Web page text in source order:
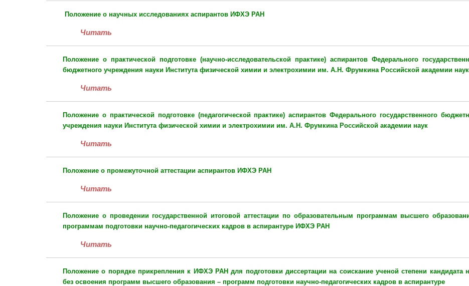
Положение о научных исследованиях аспирантов ИФХЭ РАН
Читать
Положение о практической подготовке (научно-исследовательской практике) аспирантов Федерального
бюджетного учреждения науки Института физической химии и электрохимии им. А.Н. Фрумкина Российской академии наук
Читать
Положение о практической подготовке (педагогической практике) аспирантов Федерального государственного
учреждения науки Института физической химии и электрохимии им. А.Н. Фрумкина Российской академии наук
Читать
Положение о промежуточной аттестации аспирантов ИФХЭ РАН
Читать
Положение о проведении государственной итоговой аттестации по образовательным программам высшего
программам подготовки научно-педагогических кадров в аспирантуре ИФХЭ РАН
Читать
Положениео порядке прикрепления к ИФХЭ РАН для подготовки диссертации на соискание ученой степени кандидата
без освоения программ высшего образования – программ подготовки научно-педагогических кадров в аспирантуре